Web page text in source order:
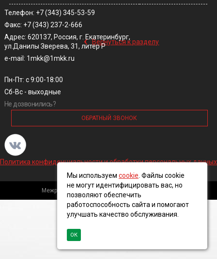
‹ Вернуться к разделу
Телефон: +7 (343) 345-53-59
Факс: +7 (343) 237-2-666
Адрес: 620137, Россия, г. Екатеринбург,
ул.Данилы Зверева, 31, литер Р
e-mail: 1mkk@1mkk.ru
Пн-Пт: с 9:00-18:00
Сб-Вс - выходные
Не дозвонились?
ОБРАТНЫЙ ЗВОНОК
Политика конфиденциальности и обработки персональных данных
Межрегиональная кабельная компания, 2016 ©
Мы используем cookie . Файлы cookie
не могут идентифицировать вас, но
позволяют обеспечить
работоспособность сайта и помогают
улучшать качество обслуживания.
ОК